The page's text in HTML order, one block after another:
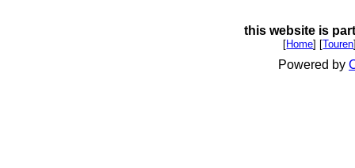
this website is
[Home] [Touren
Powered by